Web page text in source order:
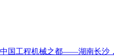
国工程机械之都——湖南长